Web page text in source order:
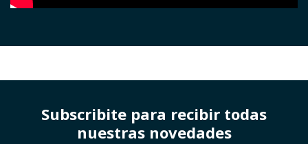
Subscribite para recibir todas
nuestras novedades